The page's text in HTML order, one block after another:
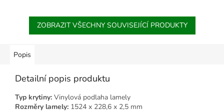
ZOBRAZIT VŠECHNY SOUVISEJÍCÍ PRODUKTY
Popis
Detailní popis produktu
Typ krytiny: Vinylová podlaha lamely
Rozměry lamely: 1524 x 228,6 x 2,5 mm